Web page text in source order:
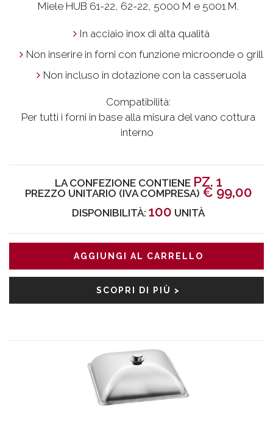
Miele HUB 61-22, 62-22, 5000 M e 5001 M.
In acciaio inox di alta qualità
Non inserire in forni con funzione microonde o grill
Non incluso in dotazione con la casseruola
Compatibilità:
Per tutti i forni in base alla misura del vano cottura
interno
LA CONFEZIONE CONTIENE PZ. 1
PREZZO UNITARIO (IVA COMPRESA) € 99,00
DISPONIBILITÀ:100 UNITÀ
AGGIUNGI AL CARRELLO
SCOPRI DI PIÙ >